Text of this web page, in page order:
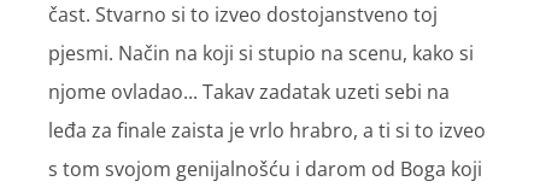
čast. Stvarno si to izveo dostojanstveno toj
pjesmi. Način na koji si stupio na scenu, kako si
njome ovladao... Takav zadatak uzeti sebi na
leđa za finale zaista je vrlo hrabro, a ti si to izveo
s tom svojom genijalnošću i darom od Boga koji